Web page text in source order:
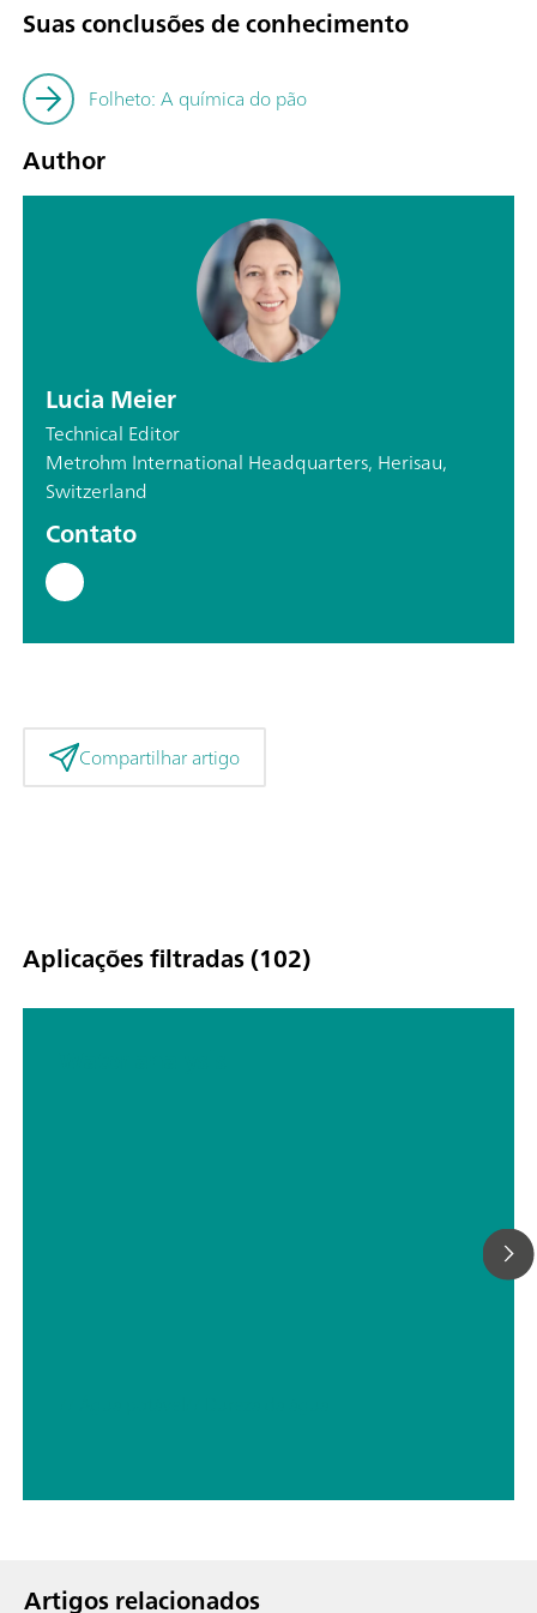
Suas conclusões de conhecimento
Folheto: A química do pão
Author
Lucia Meier
Technical Editor
Metrohm International Headquarters, Herisau,
Switzerland
Contato
Compartilhar artigo
Aplicações filtradas (102)
Artigos relacionados